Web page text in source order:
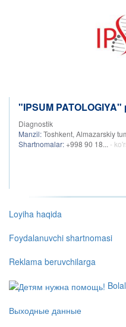
"IPSUM
Diagnostik
Manzil:Toshkent, Almazarskiy
Shartnomalar: +998 90 18... -
Loyiha haqida
Foydalanuvchi shartnomasi
Reklama beruvchilarga
Выходные данные